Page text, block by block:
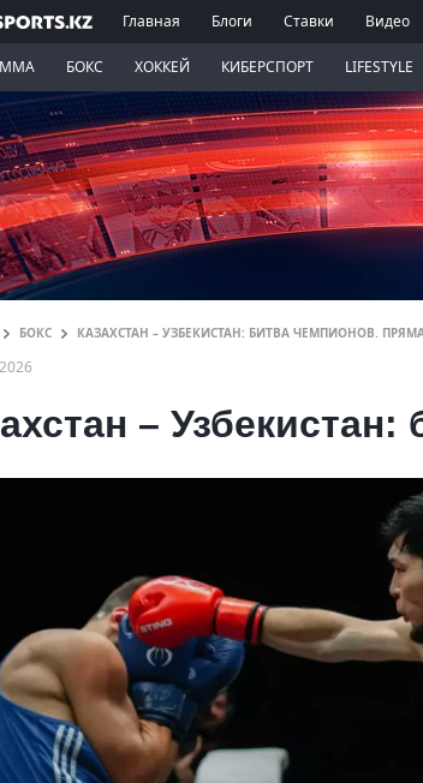
Главная Блоги Ставки Видео
ММА БОКС ХОККЕЙ КИБЕРСПОРТ LIFESTYLE
БОКС КАЗАХСТАН – УЗБЕКИСТАН: БИТВА ЧЕМПИОНОВ.
–